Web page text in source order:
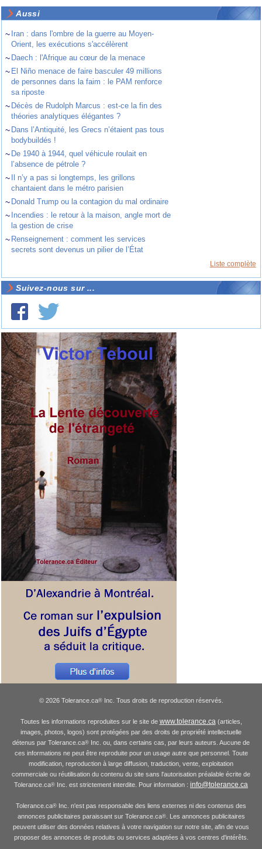
Aussi
~ Iran : dans l'ombre de la guerre au Moyen-
Orient, les exécutions s'accélèrent
~ Daech : l'Afrique au cœur de la menace
~ El Niño menace de faire basculer 49 millions
de personnes dans la faim : le PAM renforce
sa riposte
~ Décès de Rudolph Marcus : est-ce la fin des
théories analytiques élégantes ?
~ Dans l’Antiquité, les Grecs n’étaient pas tous
bodybuildés !
~ De 1940 à 1944, quel véhicule roulait en
l’absence de pétrole ?
~
Il n’y a pas si longtemps, les grillons
chantaient dans le métro parisien
~ Donald Trump ou la contagion du mal ordinaire
~ Incendies : le retour à la maison, angle mort de
la gestion de crise
~ Renseignement : comment les services
secrets sont devenus un pilier de l’État
Liste complète
Suivez-nous sur ...
© 2026 Tolerance.ca®Inc. Tous droits de reproduction réservés.
Toutes les informations reproduites sur le site de www.tolerance.ca(articles,
images, photos, logos) sont protégées par des droits de propriété intellectuelle
détenus par Tolerance.ca® Inc. ou, dans certains cas, par leurs auteurs. Aucune de
ces informations ne peut être reproduite pour un usage autre que personnel. Toute
modification, reproduction à large diffusion, traduction, vente, exploitation
commerciale ou réutilisation du contenu du site sans l'autorisation préalable écrite de
Tolerance.ca® Inc. est strictement interdite. Pour information : info@tolerance.ca
Tolerance.ca® Inc. n'est pas responsable des liens externes ni des contenus des
annonces publicitaires paraissant sur Tolerance.ca®. Les annonces publicitaires
peuvent utiliser des données relatives à votre navigation sur notre site, afin de vous
proposer des annonces de produits ou services adaptées à vos centres d'intérêts.